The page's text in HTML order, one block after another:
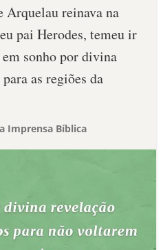
Arquelau reinava na
pai Herodes, temeu ir
sonho por divina
as regiões da
Imprensa Bíblica